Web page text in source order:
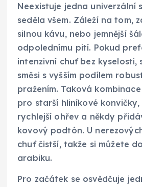
Neexistuje jedna univerzální
seděla všem. Záleží na tom,
silnou kávu, nebo jemnější
odpolednímu pití. Pokud
intenzivní chuť bez kyselosti,
směsi s vyšším podílem
pražením. Taková
pro starší hliníkové
rychlejší ohřev a někdy
kovový podtón. U
chuť čistší, takže si můžete
arabiku.
Pro začátek se osvědčuje